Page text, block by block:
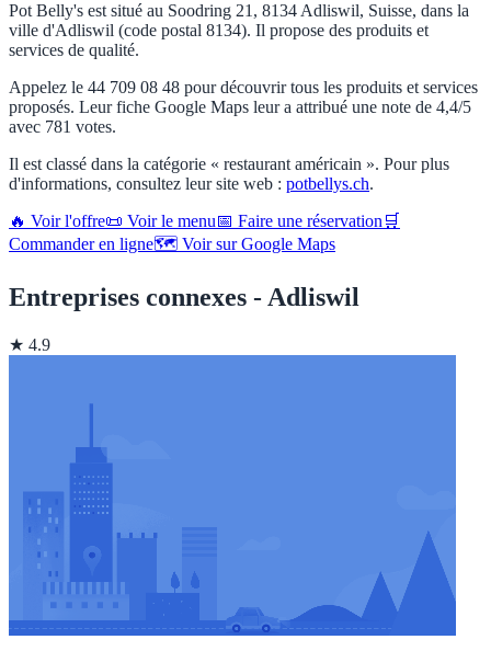
Pot Belly's est situé au Soodring 21, 8134 Adliswil, Suisse, dans la
ville d'Adliswil (code postal 8134). Il propose des produits et
services de qualité.
Appelez le 44 709 08 48 pour découvrir tous les produits et services
proposés. Leur fiche Google Maps leur a attribué une note de 4,4/5
avec 781 votes.
Il est classé dans la catégorie « restaurant américain ». Pour plus
d'informations, consultez leur site web : potbellys.ch.
🔥 Voir l'offre📜 Voir le menu📅 Faire une réservation 🛒
Commander en ligne🗺️ Voir sur Google Maps
Entreprises connexes - Adliswil
★ 4.9